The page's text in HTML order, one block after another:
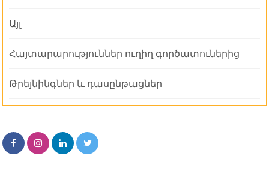
Այլ
Հայտարարություններ ուղիղ գործատուներից
Թրեյնինգներ և դասընթացներ